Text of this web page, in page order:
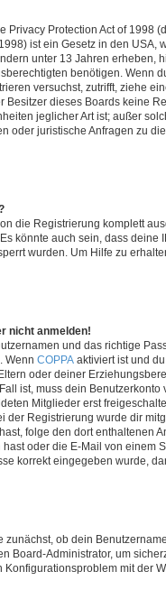
Privacy Protection Act of 1998
ist ein Gesetz in den USA,
unter 13 Jahren erheben,
benötigen. Wenn
versuchst, zutrifft, ziehe
Besitzer dieses Boards keine
jeglicher Art ist; außer
oder juristische Anfragen zu
die Registrierung komplett
könnte auch sein, dass deine
wurden. Um Hilfe zu
nicht anmelden!
und das richtige
Wenn COPPA aktiviert ist und
oder deiner
ist, muss dein
Mitglieder erst
der Registrierung wurde dir
folge den dort enthaltenen
oder die E-Mail von einem
korrekt eingegeben wurde,
zunächst, ob dein
Board-Administrator, um
mit der